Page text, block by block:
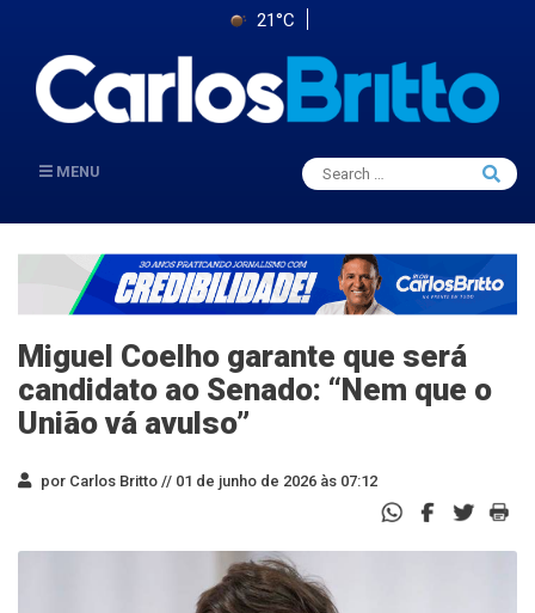
21°C
MENU
Search
for:
Search
Miguel Coelho garante que será
candidato ao Senado: “Nem que o
União vá avulso”
por Carlos Britto // 01 de junho de 2026 às 07:12